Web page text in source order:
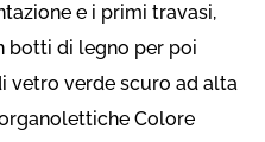
e i primi travasi,
botti di legno per poi
vetro verde scuro ad alta
Colore